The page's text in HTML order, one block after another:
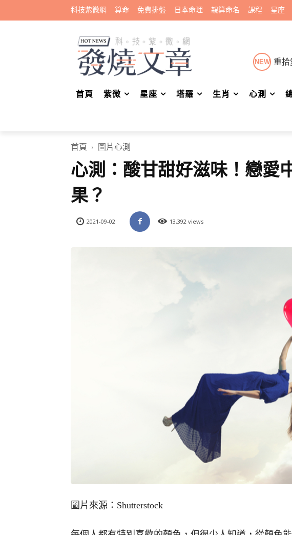
科技紫微網 算命 免費排盤 日本命理 親算命名 課程 星座
NEW 重拾
首頁 紫微 星座 塔羅 生肖 心測
首頁 圖片心測
心測：酸甘甜好滋味！戀愛
果？
2021-09-02 13,392 views
圖片來源：Shutterstock